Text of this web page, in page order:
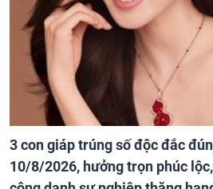
3 con giáp trúng số độc đắc
10/8/2026, hưởng trọn phúc